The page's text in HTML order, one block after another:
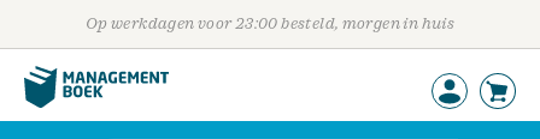
Op werkdagen voor 23:00 besteld, morgen in huis